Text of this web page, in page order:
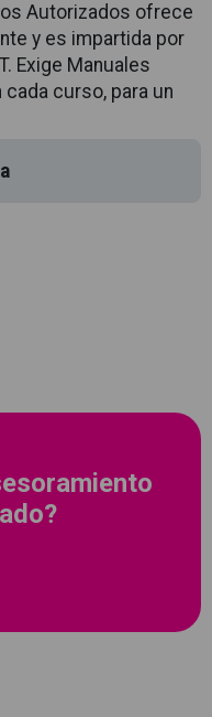
Autorizados ofrece
y es impartida por
Exige Manuales
curso, para un